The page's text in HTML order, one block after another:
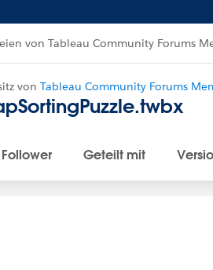
von Tableau Community Forums
von Tableau Community Forums
Follower Geteilt mit